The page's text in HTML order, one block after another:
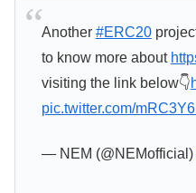
Another #ERC20
to know more about
visiting the link below👇
pic.twitter.com/
— NEM (@NEMofficial)